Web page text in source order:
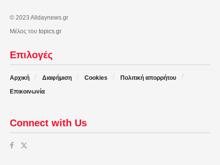
© 2023 Alldaynews.gr
Μέλος του topics.gr
Επιλογές
Αρχική Διαφήμιση Cookies
Πολιτική απορρήτου
Επικοινωνία
Connect with Us